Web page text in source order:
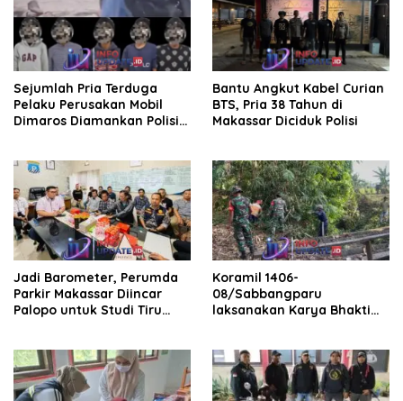
Sejumlah Pria Terduga
Pelaku Perusakan Mobil
Dimaros Diamankan Polisi.
Bantu Angkut Kabel Curian
BTS, Pria 38 Tahun di
Makassar Diciduk Polisi
Jadi Barometer, Perumda
Parkir Makassar Diincar
Palopo untuk Studi Tiru
Koramil 1406-
08/Sabbangparu
laksanakan Karya Bhakti